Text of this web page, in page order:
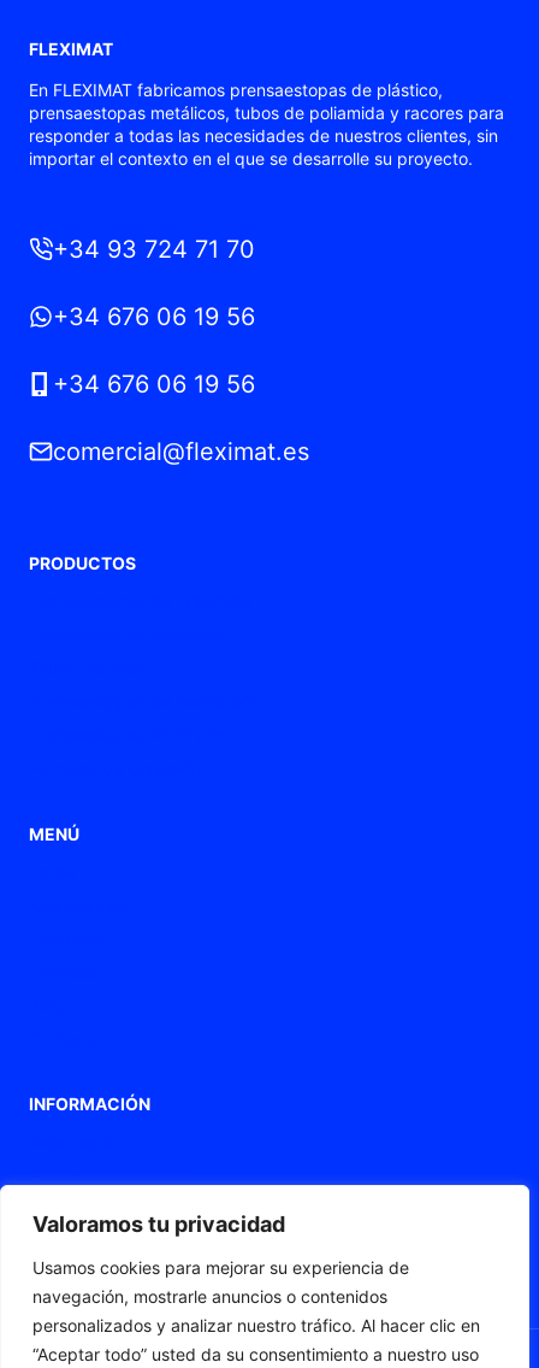
Valoramos tu privacidad
Usamos cookies para mejorar su experiencia de
navegación, mostrarle anuncios o contenidos
personalizados y analizar nuestro tráfico. Al hacer clic en
“Aceptar todo” usted da su consentimiento a nuestro uso
FLEXIMAT
En FLEXIMAT fabricamos prensaestopas de plástico,
prensaestopas metálicos, tubos de poliamida y racores para
responder a todas las necesidades de nuestros clientes, sin
importar el contexto en el que se desarrolle su proyecto.
+34 93 724 71 70
+34 676 06 19 56
+34 676 06 19 56
comercial@fleximat.es
PRODUCTOS
MENÚ
INFORMACIÓN
Declaración de accesibilidad
Mapa web